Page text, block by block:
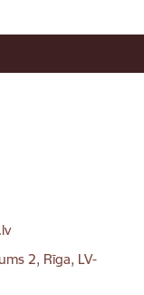
2, Rīga, LV-